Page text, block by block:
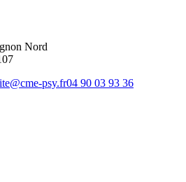
Nord
psy.fr04 90 03 93 36